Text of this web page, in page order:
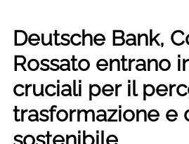
Deutsche Bank,
Rossato entrano
cruciali per il
trasformazione e